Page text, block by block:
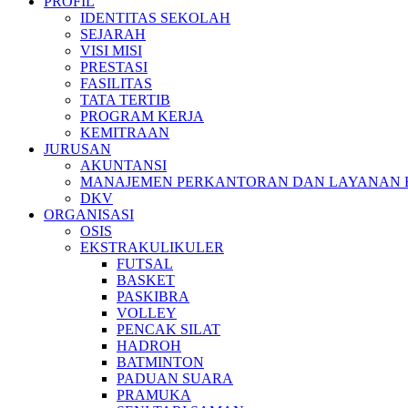
IDENTITAS SEKOLAH
SEJARAH
VISI MISI
PRESTASI
FASILITAS
TATA TERTIB
PROGRAM KERJA
KEMITRAAN
JURUSAN
AKUNTANSI
MANAJEMEN PERKANTORAN DAN LAYANAN
DKV
ORGANISASI
OSIS
EKSTRAKULIKULER
FUTSAL
BASKET
PASKIBRA
VOLLEY
PENCAK SILAT
HADROH
BATMINTON
PADUAN SUARA
PRAMUKA